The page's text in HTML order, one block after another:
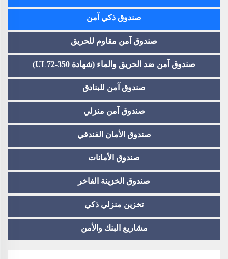
صندوق ذكي آمن
صندوق آمن مقاوم للحريق
صندوق آمن ضد الحريق والماء (شهادة UL72-350)
صندوق آمن للبنادق
صندوق آمن منزلي
صندوق الأمان الفندقي
صندوق الأمانات
صندوق الخزينة الفاخر
تخزين منزلي ذكي
مشاريع البنك والأمن